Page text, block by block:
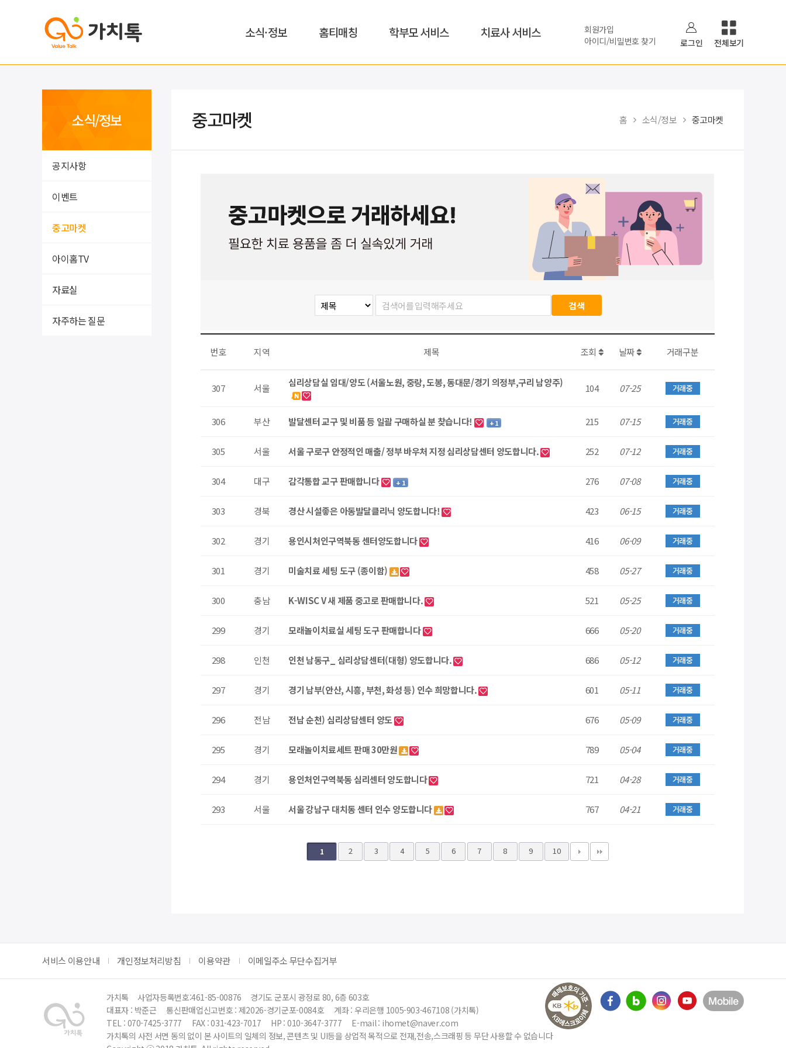
소식·정보 홈티매칭 학부모 서비스 치료사 서비스
회원가입
아이디/비밀번호 찾기
로그인 전체보기
소식/정보
공지사항
이벤트
중고마켓
아이홈TV
자료실
자주하는 질문
중고마켓 홈 소식/정보 중고마켓
번호 지역 제목 조회 날짜 거래구분
307 서울 심리상담실 임대/양도 (서울노원, 중랑, 도봉, 동대문/경기 의정부,구리 남양주) 104 07-25 거래중
306 부산 발달센터 교구 및 비품 등 일괄 구매하실 분 찾습니다! + 1 215 07-15 거래중
305 서울 서울 구로구 안정적인 매출/ 정부 바우처 지정 심리상담센터 양도합니다. 252 07-12 거래중
304 대구 감각통합 교구 판매합니다 + 1 276 07-08 거래중
303 경북 경산 시설좋은 아동발달클리닉 양도합니다! 423 06-15 거래중
302 경기 용인시처인구역북동 센터양도합니다 416 06-09 거래중
301 경기 미술치료 세팅 도구 (종이함) 458 05-27 거래중
300 충남 K-WISC V 새 제품 중고로 판매합니다. 521 05-25 거래중
299 경기 모래놀이치료실 세팅 도구 판매합니다 666 05-20 거래중
298 인천 인천 남동구_ 심리상담센터(대형) 양도합니다. 686 05-12 거래중
297 경기 경기 남부(안산, 시흥, 부천, 화성 등) 인수 희망합니다. 601 05-11 거래중
296 전남 전남 순천) 심리상담센터 양도 676 05-09 거래중
295 경기 모래놀이치료세트 판매 30만원 789 05-04 거래중
294 경기 용인처인구역북동 심리센터 양도합니다 721 04-28 거래중
293 서울 서울 강남구 대치동 센터 인수 양도합니다 767 04-21 거래중
1 2 3 4 5 6 7 8 9 10
서비스 이용안내 개인정보처리방침 이용약관 이메일주소 무단수집거부
가치톡 사업자등록번호:461-85-00876
경기도 군포시 광정로 80, 6층 603호
대표자 : 박준근
통신판매업신고번호 : 제2026-경기군포-0084호
계좌 : 우리은행 1005-903-467108 (가치톡)
TEL : 070-7425-3777
FAX : 031-423-7017 HP : 010-3647-3777
E-mail : ihomet@naver.com
가치톡의 사전 서면 동의 없이 본 사이트의 일체의 정보, 콘텐츠 및 UI등을 상업적 목적으로 전재,전송,스크래핑 등 무단 사용할 수 없습니다